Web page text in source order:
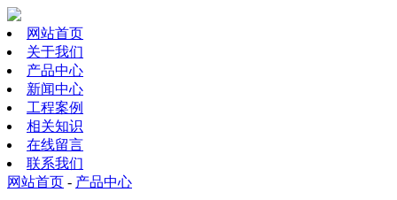
网站首页
关于我们
产品中心
新闻中心
工程案例
相关知识
在线留言
联系我们
网站首页 - 产品中心